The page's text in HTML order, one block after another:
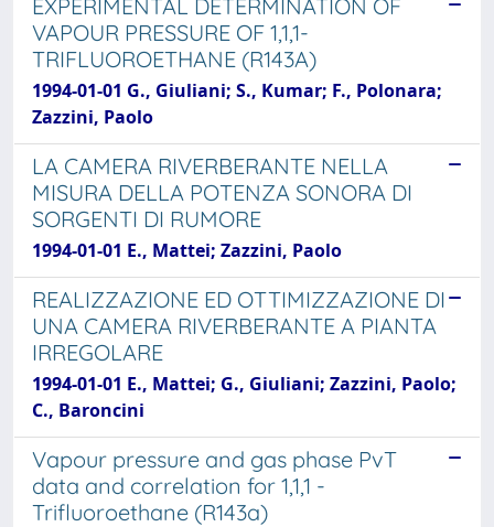
EXPERIMENTAL DETERMINATION OF
VAPOUR PRESSURE OF 1,1,1-
TRIFLUOROETHANE (R143A)
1994-01-01 G., Giuliani; S., Kumar; F., Polonara;
Zazzini, Paolo
LA CAMERA RIVERBERANTE NELLA
MISURA DELLA POTENZA SONORA DI
SORGENTI DI RUMORE
1994-01-01 E., Mattei; Zazzini, Paolo
REALIZZAZIONE ED OTTIMIZZAZIONE DI
UNA CAMERA RIVERBERANTE A PIANTA
IRREGOLARE
1994-01-01 E., Mattei; G., Giuliani; Zazzini, Paolo;
C., Baroncini
Vapour pressure and gas phase PvT
data and correlation for 1,1,1 -
Trifluoroethane (R143a)